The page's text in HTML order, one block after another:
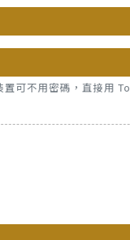
置可不用密碼，直接用